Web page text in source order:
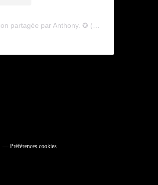
Une publication partagée par Anthony. ✪ (@lyagamii)
Préférences cookies